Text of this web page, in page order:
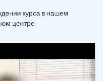
курса в нашем
центре